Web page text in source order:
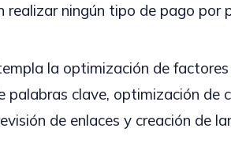
realizar ningún tipo de pago por
la optimización de
palabras clave, optimización de
de enlaces y creación de